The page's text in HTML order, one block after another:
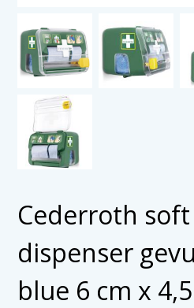
Cederroth
dispenser
blue 6 cm x